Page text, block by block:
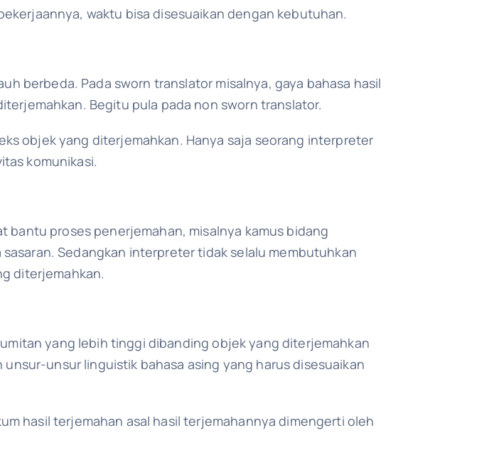
waktu bisa disesuaikan dengan kebutuhan.
berbeda. Pada sworn translator misalnya, gaya bahasa hasil
Begitu pula pada non sworn translator.
objek yang diterjemahkan. Hanya saja seorang interpreter
komunikasi.
proses penerjemahan, misalnya kamus bidang
Sedangkan interpreter tidak selalu membutuhkan
diterjemahkan.
yang lebih tinggi dibanding objek yang diterjemahkan
unsur linguistik bahasa asing yang harus disesuaikan
hasil terjemahan asal hasil terjemahannya dimengerti oleh